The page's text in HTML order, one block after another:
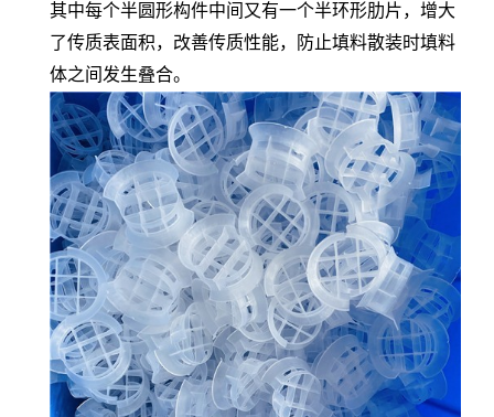
其中每个半圆形构件中间又有一个半环形肋片，增大
了传质表面积，改善传质性能，防止填料散装时填料
体之间发生叠合。